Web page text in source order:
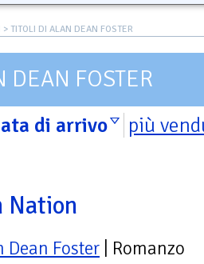
> TITOLI DI ALAN DEAN FOSTER
DEAN FOSTER
di arrivo più
Nation
Dean Foster | Romanzo